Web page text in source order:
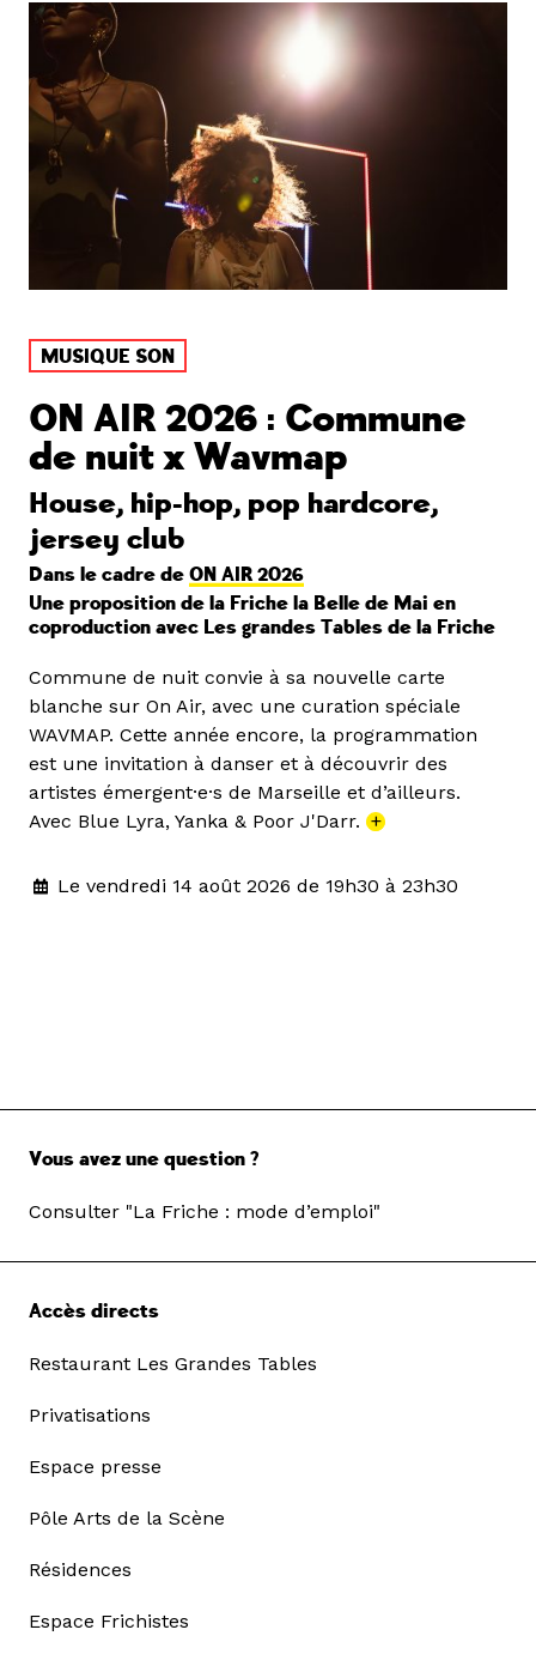
MUSIQUE SON
ON AIR 2026 : Commune
de nuit x Wavmap
House, hip-hop, pop hardcore,
jersey club
Dans le cadre de ON AIR 2026
Une proposition de la Friche la Belle de Mai en
coproduction avec Les grandes Tables de la Friche
Commune de nuit convie à sa nouvelle carte
blanche sur On Air, avec une curation spéciale
WAVMAP. Cette année encore, la programmation
est une invitation à danser et à découvrir des
artistes émergent·e·s de Marseille et d’ailleurs.
Avec Blue Lyra, Yanka & Poor J'Darr. +
Le vendredi 14 août 2026 de 19h30 à 23h30
Vous avez une question ?
Consulter "La Friche : mode d’emploi"
Accès directs
Restaurant Les Grandes Tables
Privatisations
Espace presse
Pôle Arts de la Scène
Résidences
Espace Frichistes